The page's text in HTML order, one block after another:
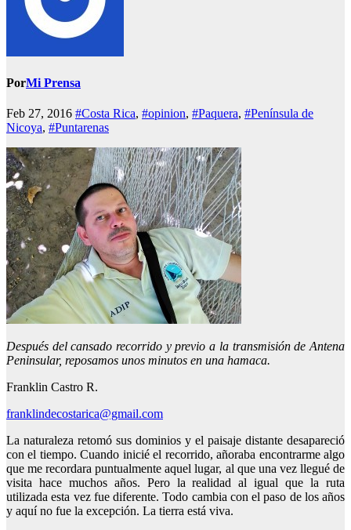
PorMi Prensa
Feb 27, 2016 #Costa Rica, #opinion, #Paquera, #Península de
Nicoya, #Puntarenas
Después del cansado recorrido y previo a la transmisión de Antena
Peninsular, reposamos unos minutos en una hamaca.
Franklin Castro R.
franklindecostarica@gmail.com
La naturaleza retomó sus dominios y el paisaje distante desapareció
con el tiempo. Cuando inicié el recorrido, añoraba encontrarme algo
que me recordara puntualmente aquel lugar, al que una vez llegué de
visita hace muchos años. Pero la realidad al igual que la ruta
utilizada esta vez fue diferente. Todo cambia con el paso de los años
y aquí no fue la excepción. La tierra está viva.